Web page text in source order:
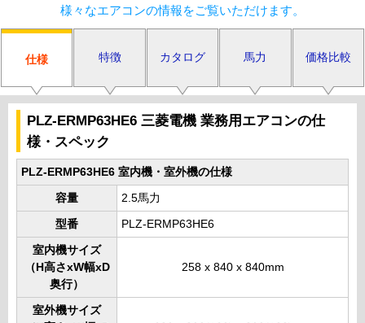
様々なエアコンの情報をご覧いただけます。
仕様 特徴 カタログ 馬力 価格比較
PLZ-ERMP63HE6 三菱電機 業務用エアコンの仕
様・スペック
PLZ-ERMP63HE6 室内機・室外機の仕様
容量 2.5馬力
型番 PLZ-ERMP63HE6
室内機サイズ
（H高さxW幅xD
奥行）
258 x 840 x 840mm
室外機サイズ